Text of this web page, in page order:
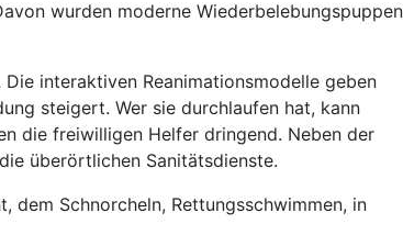
wurden moderne Wiederbelebungspuppen
interaktiven Reanimationsmodelle geben
steigert. Wer sie durchlaufen hat, kann
die freiwilligen Helfer dringend. Neben der
überörtlichen Sanitätsdienste.
dem Schnorcheln, Rettungsschwimmen, in